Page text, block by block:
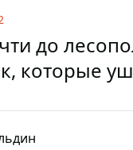
до
которые